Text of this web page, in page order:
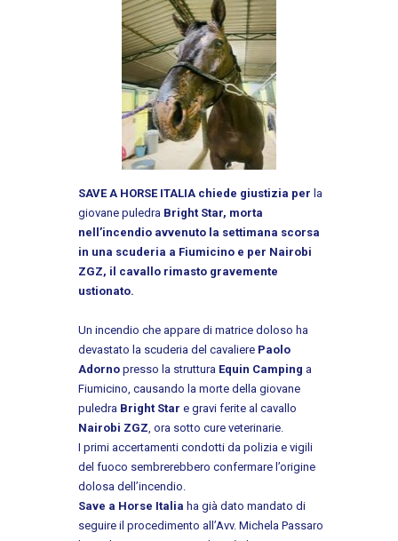
SAVE A HORSE ITALIA chiede giustizia per la
giovane puledra Bright Star, morta
nell’incendio avvenuto la settimana scorsa
in una scuderia a Fiumicino e per Nairobi
ZGZ, il cavallo rimasto gravemente
ustionato.
Un incendio che appare di matrice doloso ha
devastato la scuderia del cavaliere Paolo
Adorno presso la struttura Equin Camping a
Fiumicino, causando la morte della giovane
puledra Bright Star e gravi ferite al cavallo
Nairobi ZGZ, ora sotto cure veterinarie.
I primi accertamenti condotti da polizia e vigili
del fuoco sembrerebbero confermare l’origine
dolosa dell’incendio.
Save a Horse Italia ha già dato mandato di
seguire il procedimento all’Avv. Michela Passaro